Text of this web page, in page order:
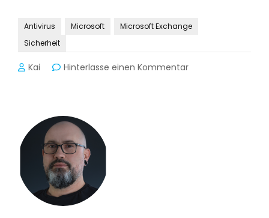
Antivirus Microsoft
Microsoft Exchange
Sicherheit
Kai Hinterlasse einen Kommentarzu